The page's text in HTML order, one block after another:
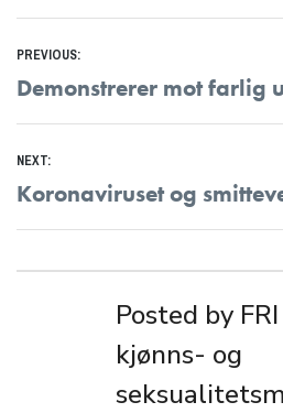
Innleggsnavigasjon
PREVIOUS:
Previous
post:
Demonstrerer mot farlig
NEXT:
Next
post:
Koronaviruset og
Posted by
kjønns- og